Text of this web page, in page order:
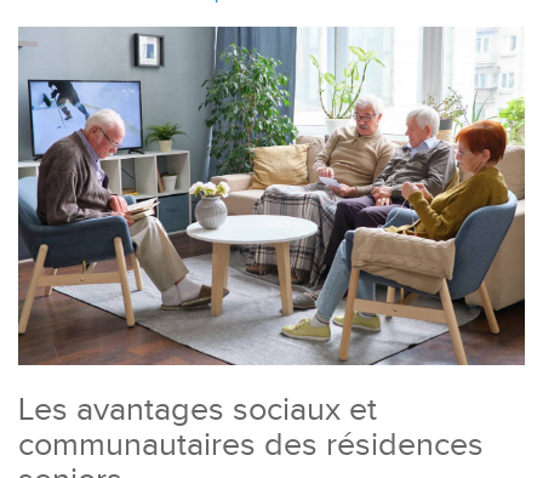
Les avantages sociaux et
communautaires des résidences